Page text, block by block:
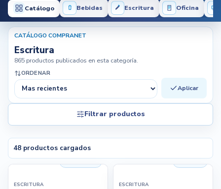
Catálogo Bebidas Escritura Oficina
CATÁLOGO COMPRANET
Escritura
865 productos publicados en esta categoría.
ORDENAR
Aplicar
Filtrar productos
CALCULAR PARA
48 productos cargados
18.878 disp.
ESCRITURA
595 disp.
ESCRITURA